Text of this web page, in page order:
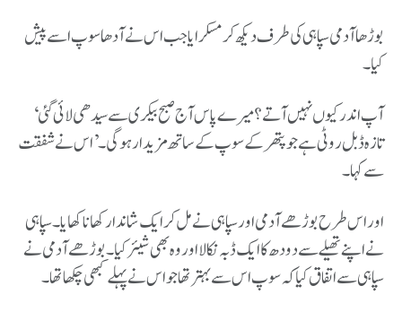
بوڑھا آدمی سپاہی کی طرف دیکھ کر مسکرایا جب اس نے آدھا سوپ اسے پیش
کیا۔
‘آپ اندر کیوں نہیں آتے؟ میرے پاس آج صبح بیکری سے سیدھی لائی گئی
تازہ ڈبل روٹی ہے جو پتھر کے سوپ کے ساتھ مزیدار ہو گی۔’ اس نے شفقت
سے کہا۔
اور اس طرح بوڑھے آدمی اور سپاہی نے مل کر ایک شاندار کھانا کھایا۔ سپاہی
نے اپنے تھیلے سے دودھ کا ایک ڈبہ نکالا اور وہ بھی شیئر کیا۔ بوڑھے آدمی نے
سپاہی سے اتفاق کیا کہ سوپ اس سے بہتر تھا جو اس نے پہلے کبھی چکھا تھا۔